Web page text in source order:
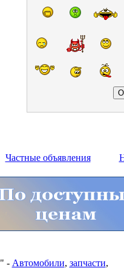
Частные объявления
" - Автомобили, запчасти,